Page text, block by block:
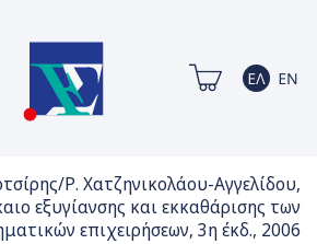
Ρ. Χατζηνικολάου-Αγγελίδου,
εξυγίανσης και εκκαθάρισης των
επιχειρήσεων, 3η έκδ., 2006